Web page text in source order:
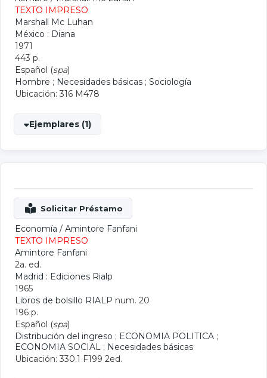
TEXTO IMPRESO
Marshall Mc Luhan
México : Diana
1971
443 p.
Español (spa)
Hombre ; Necesidades básicas ; Sociología
Ubicación: 316 M478
Ejemplares (1)
Economía / Amintore Fanfani
TEXTO IMPRESO
Amintore Fanfani
2a. ed.
Madrid : Ediciones Rialp
1965
Libros de bolsillo RIALP num. 20
196 p.
Español (spa)
Distribución del ingreso ; ECONOMIA POLITICA ;
ECONOMIA SOCIAL ; Necesidades básicas
Ubicación: 330.1 F199 2ed.